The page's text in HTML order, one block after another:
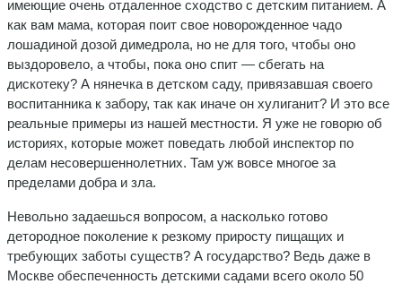
имеющие очень отдаленное сходство с детским питанием. А
как вам мама, которая поит свое новорожденное чадо
лошадиной дозой димедрола, но не для того, чтобы оно
выздоровело, а чтобы, пока оно спит — сбегать на
дискотеку? А нянечка в детском саду, привязавшая своего
воспитанника к забору, так как иначе он хулиганит? И это все
реальные примеры из нашей местности. Я уже не говорю об
историях, которые может поведать любой инспектор по
делам несовершеннолетних. Там уж вовсе многое за
пределами добра и зла.
Невольно задаешься вопросом, а насколько готово
детородное поколение к резкому приросту пищащих и
требующих заботы существ? А государство? Ведь даже в
Москве обеспеченность детскими садами всего около 50